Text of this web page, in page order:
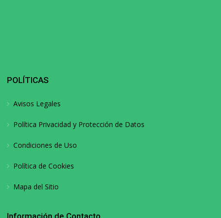
POLÍTICAS
Avisos Legales
Política Privacidad y Protección de Datos
Condiciones de Uso
Política de Cookies
Mapa del Sitio
Información de Contacto